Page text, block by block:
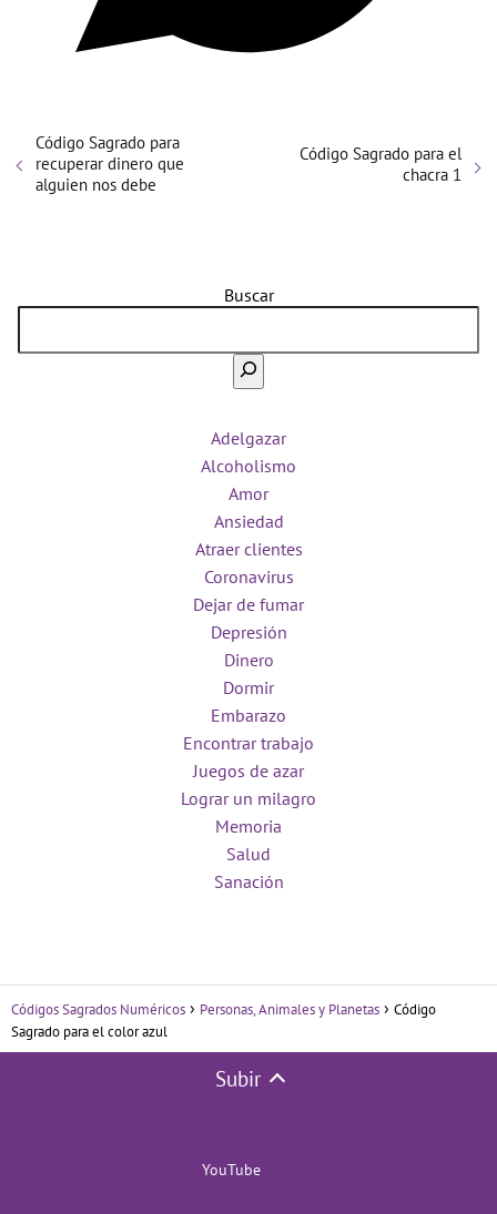
Código Sagrado para
recuperar dinero que
alguien nos debe
Código Sagrado para el
chacra 1
Buscar
Adelgazar
Alcoholismo
Amor
Ansiedad
Atraer clientes
Coronavirus
Dejar de fumar
Depresión
Dinero
Dormir
Embarazo
Encontrar trabajo
Juegos de azar
Lograr un milagro
Memoria
Salud
Sanación
Códigos Sagrados Numéricos Personas, Animales y Planetas
Código
Sagrado para el color azul
Subir
YouTube